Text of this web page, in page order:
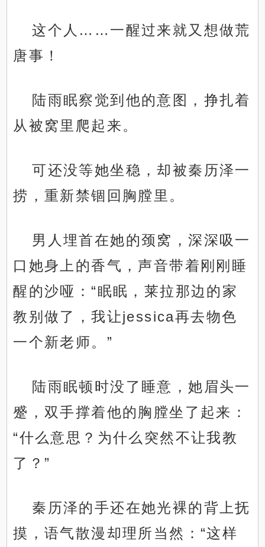
这个人……一醒过来就又想做荒
唐事！
陆雨眠察觉到他的意图，挣扎着
从被窝里爬起来。
可还没等她坐稳，却被秦历泽一
捞，重新禁锢回胸膛里。
男人埋首在她的颈窝，深深吸一
口她身上的香气，声音带着刚刚睡
醒的沙哑：“眠眠，莱拉那边的家
教别做了，我让jessica再去物色
一个新老师。”
陆雨眠顿时没了睡意，她眉头一
蹙，双手撑着他的胸膛坐了起来：
“什么意思？为什么突然不让我教
了？”
秦历泽的手还在她光裸的背上抚
摸，语气散漫却理所当然：“这样